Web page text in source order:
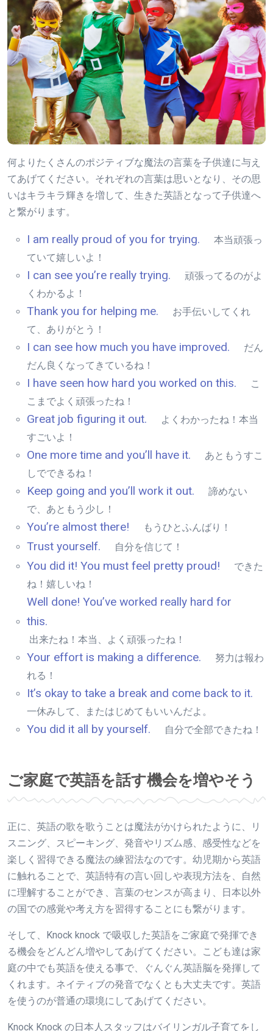
何よりたくさんのポジティブな魔法の言葉を子供達に与え
てあげてください。それぞれの言葉は思いとなり、その思
いはキラキラ輝きを増して、生きた英語となって子供達へ
と繋がります。
I am really proud of you for trying.
本当頑張っ
ていて嬉しいよ！
I can see you’re really trying.
頑張ってるのがよ
くわかるよ！
Thank you for helping me.
お手伝いしてくれ
て、ありがとう！
I can see how much you have improved.
だん
だん良くなってきているね！
I have seen how hard you worked on this.
こ
こまでよく頑張ったね！
Great job figuring it out.
よくわかったね！本当
すごいよ！
One more time and you’ll have it.
あともうすこ
しでできるね！
Keep going and you’ll work it out.
諦めない
で、あともう少し！
You’re almost there! もうひとふんばり！
Trust yourself. 自分を信じて！
You did it! You must feel pretty proud!
できた
ね！嬉しいね！
Well done! You’ve worked really hard for
this.
出来たね！本当、よく頑張ったね！
Your effort is making a difference.
努力は報わ
れる！
It’s okay to take a break and come back to it.
一休みして、またはじめてもいいんだよ。
You did it all by yourself. 自分で全部できたね！
ご家庭で英語を話す機会を増やそう
正に、英語の歌を歌うことは魔法がかけられたように、リ
スニング、スピーキング、発音やリズム感、感受性などを
楽しく習得できる魔法の練習法なのです。幼児期から英語
に触れることで、英語特有の言い回しや表現方法を、自然
に理解することができ、言葉のセンスが高まり、日本以外
の国での感覚や考え方を習得することにも繋がります。
そして、Knock knock で吸収した英語をご家庭で発揮でき
る機会をどんどん増やしてあげてください。こども達は家
庭の中でも英語を使える事で、ぐんぐん英語脳を発揮して
くれます。ネイティブの発音でなくとも大丈夫です。英語
を使うのが普通の環境にしてあげてください。
Knock Knock の日本人スタッフはバイリンガル子育てをし